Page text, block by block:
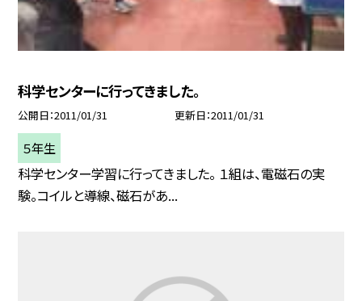
科学センターに行ってきました。
公開日 2011/01/31 更新日 2011/01/31
５年生
科学センター学習に行ってきました。 １組は、電磁石の実
験。コイルと導線、磁石があ...